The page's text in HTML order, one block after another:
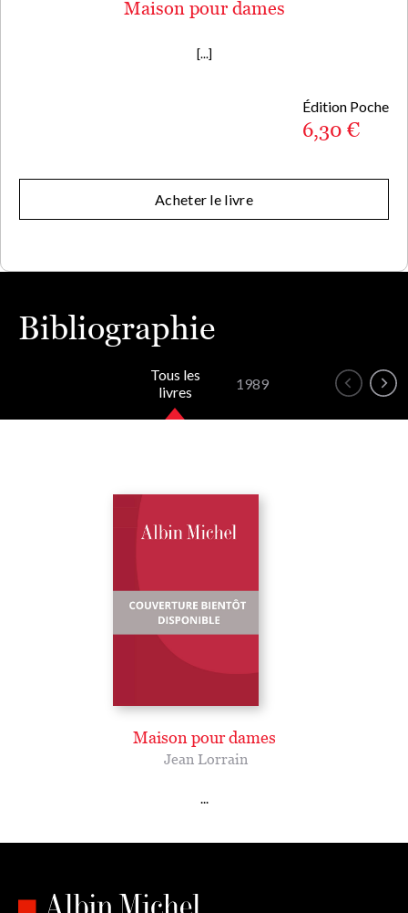
Maison pour dames
[...]
Édition Poche
6,30 €
Acheter le livre
Bibliographie
Tous les
livres
1989
Maison pour dames
Jean Lorrain
...